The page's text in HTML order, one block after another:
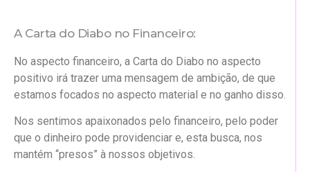
A Carta do Diabo no Financeiro:
No aspecto financeiro, a Carta do Diabo no aspecto
positivo irá trazer uma mensagem de ambição, de que
estamos focados no aspecto material e no ganho disso.
Nos sentimos apaixonados pelo financeiro, pelo poder
que o dinheiro pode providenciar e, esta busca, nos
mantém “presos” à nossos objetivos.